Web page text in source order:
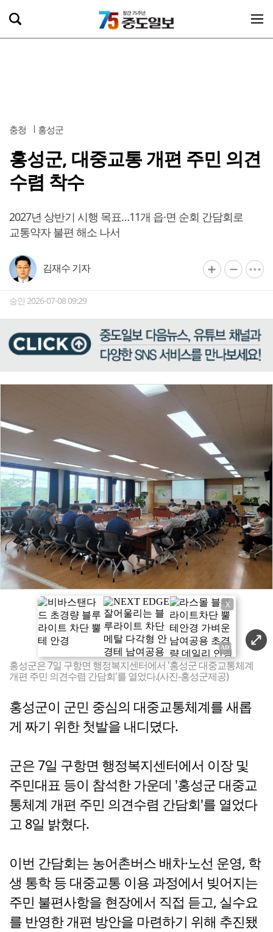
충청 홍성군
홍성군, 대중교통 개편 주민 의견
수렴 착수
2027년 상반기 시행 목표…11개 읍·면 순회 간담회로
교통약자 불편 해소 나서
김재수 기자
승인 2026-07-08 09:29
X
홍성군은 7일 구항면 행정복지센터에서 '홍성군 대중교통체계
개편 주민 의견수렴 간담회'를 열었다.(사진-홍성군제공)
홍성군이 군민 중심의 대중교통체계를 새롭
게 짜기 위한 첫발을 내디뎠다.
군은 7일 구항면 행정복지센터에서 이장 및
주민대표 등이 참석한 가운데 '홍성군 대중교
통체계 개편 주민 의견수렴 간담회'를 열었다
고 8일 밝혔다.
이번 간담회는 농어촌버스 배차·노선 운영, 학
생 통학 등 대중교통 이용 과정에서 빚어지는
주민 불편사항을 현장에서 직접 듣고, 실수요
를 반영한 개편 방안을 마련하기 위해 추진됐